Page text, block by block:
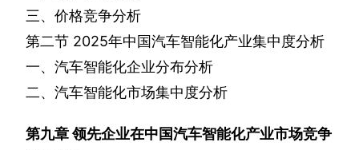
三、价格竞争分析
第二节 2025年中国汽车智能化产业集中度分析
一、汽车智能化企业分布分析
二、汽车智能化市场集中度分析
第九章领先企业在中国汽车智能化产业市场竞争